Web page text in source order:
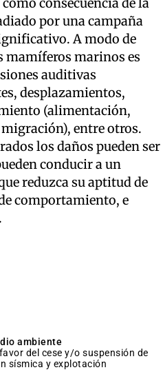
por una campaña
A modo de
mamíferos marinos es
auditivas
desplazamientos,
(alimentación,
entre otros.
los daños pueden ser
conducir a un
reduzca su aptitud de
comportamiento, e
ambiente
del cese y/o suspensión de
sísmica y explotación